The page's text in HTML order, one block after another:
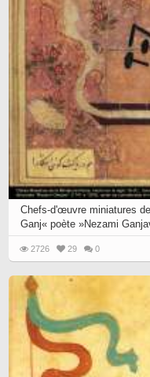
Chefs-d'œuvre miniatures
Ganj« poète »Nezami
2726 29 0